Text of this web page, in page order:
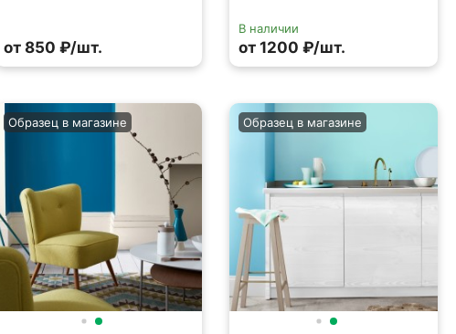
от 850 ₽/шт.
В наличии
от 1200 ₽/шт.
Образец в магазине Образец в магазине